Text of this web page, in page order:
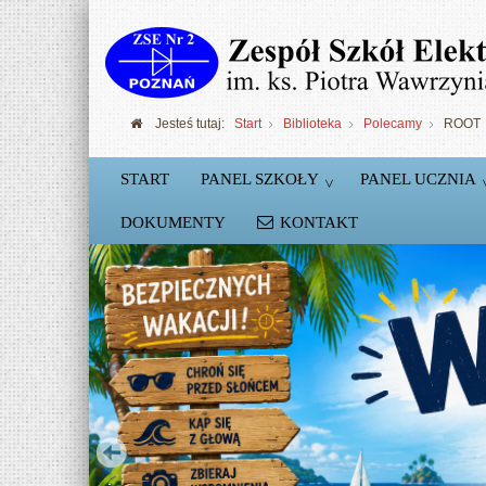
Jesteś tutaj: Start Biblioteka Polecamy ROOT
START PANEL SZKOŁY PANEL UCZNIA
DOKUMENTY KONTAKT
Szkolne Koło Robotyki
Podstawy konstruowania robotów Lego